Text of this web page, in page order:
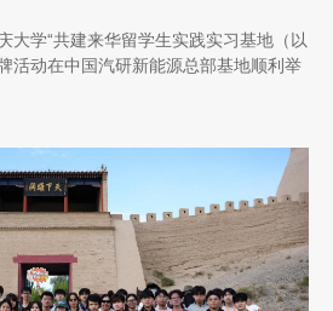
大学“共建来华留学生实践实习基地（以
活动在中国汽研新能源总部基地顺利举
管理中心主任阳春出席活动，双方相关
华留学生代表共同参与。